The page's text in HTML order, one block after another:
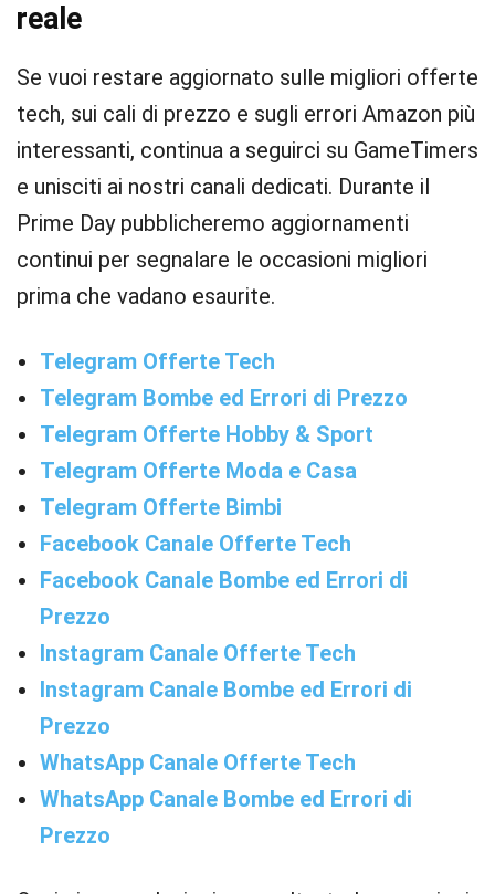
reale
Se vuoi restare aggiornato sulle migliori offerte
tech, sui cali di prezzo e sugli errori Amazon più
interessanti, continua a seguirci su GameTimers
e unisciti ai nostri canali dedicati. Durante il
Prime Day pubblicheremo aggiornamenti
continui per segnalare le occasioni migliori
prima che vadano esaurite.
Telegram Offerte Tech
Telegram Bombe ed Errori di Prezzo
Telegram Offerte Hobby & Sport
Telegram Offerte Moda e Casa
Telegram Offerte Bimbi
Facebook Canale Offerte Tech
Facebook Canale Bombe ed Errori di
Prezzo
Instagram Canale Offerte Tech
Instagram Canale Bombe ed Errori di
Prezzo
WhatsApp Canale Offerte Tech
WhatsApp Canale Bombe ed Errori di
Prezzo